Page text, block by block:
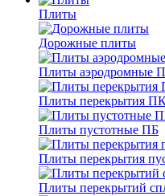
Плиты
Дорожные плиты
Плиты аэродромные
Плиты перекрытия
Плиты пустотные ПБ
Плиты перекрытия
Плиты перекрытий